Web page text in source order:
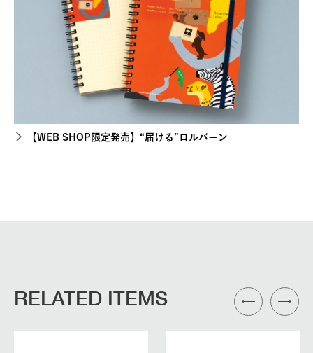
【WEB SHOP限定発売】“届ける”ロルバーン
RELATED ITEMS